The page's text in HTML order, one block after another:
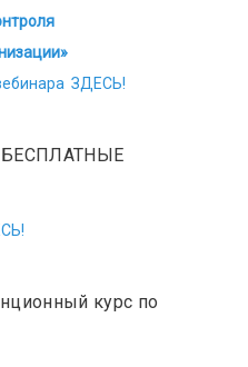
ЗДЕСЬ!
курс по